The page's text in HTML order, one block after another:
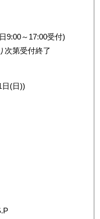
9:00～17:00受付)
第受付終了
(日))